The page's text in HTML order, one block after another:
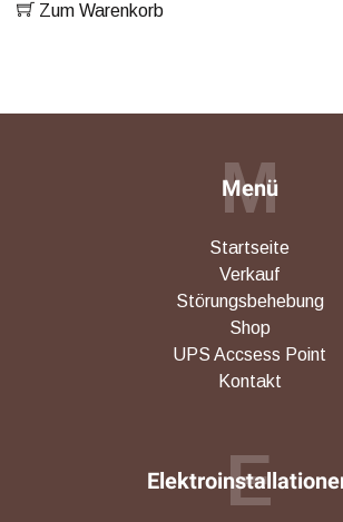
Zum Warenkorb
Menü
M
Startseite
Verkauf
Störungsbehebung
Shop
UPS Accsess Point
Kontakt
E